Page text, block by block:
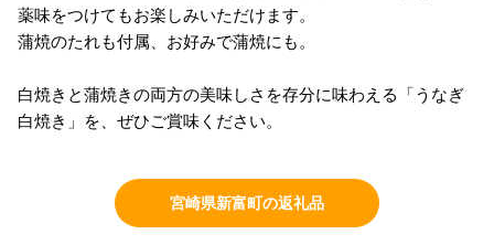
薬味をつけてもお楽しみいただけます。
蒲焼のたれも付属、お好みで蒲焼にも。
白焼きと蒲焼きの両方の美味しさを存分に味わえる「うなぎ
白焼き」を、ぜひご賞味ください。
宮崎県新富町の返礼品